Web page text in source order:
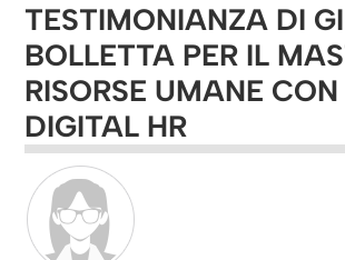
TESTIMONIANZA DI
BOLLETTA PER IL
RISORSE UMANE
DIGITAL HR